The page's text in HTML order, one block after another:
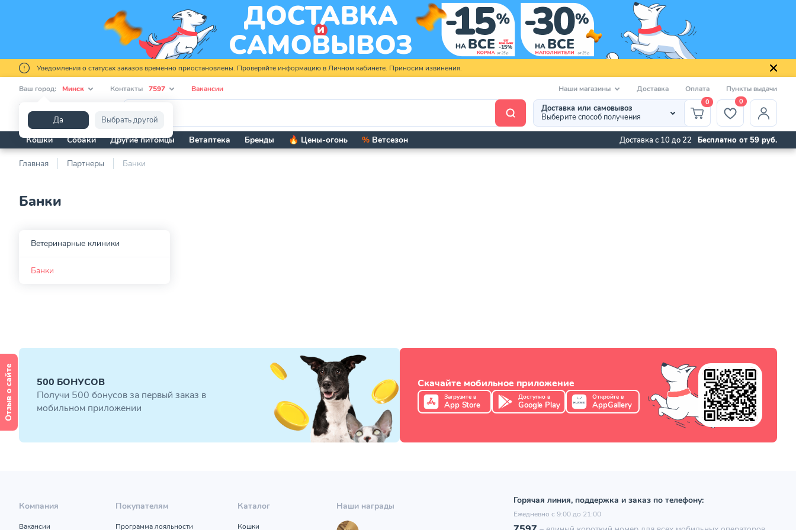
Уведомления о статусах заказов временно приостановлены. Проверяйте информацию в Личном кабинете. Приносим извинения.
Ваш город: Минск
Да Выбрать другой
Контакты 7597 Вакансии Наши магазины Доставка Оплата Пункты выдачи
Доставка или самовывоз
Выберите способ получения
0 0
Кошки Собаки Другие питомцы Ветаптека Бренды 🔥 Цены-огонь % Ветсезон Доставка с 10 до 22 Бесплатно от 59 руб.
Главная Партнеры Банки
Банки
Ветеринарные клиники
Банки
500 БОНУСОВ
Получи 500 бонусов за первый заказ в
мобильном приложении
Скачайте мобильное приложение
Загрузите в
App Store
Доступно в
Google Play
Откройте в
AppGallery
Горячая линия, поддержка и заказ по телефону:
Ежедневно с 9:00 до 21:00
Компания
Вакансии
Покупателям
Программа лояльности
Каталог
Кошки
Наши награды
Отзыв о сайте